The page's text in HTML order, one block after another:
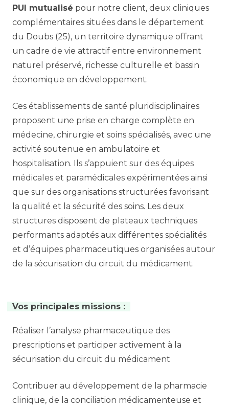
PUI mutualisé pour notre client, deux cliniques
complémentaires situées dans le département
du Doubs (25), un territoire dynamique offrant
un cadre de vie attractif entre environnement
naturel préservé, richesse culturelle et bassin
économique en développement.
Ces établissements de santé pluridisciplinaires
proposent une prise en charge complète en
médecine, chirurgie et soins spécialisés, avec une
activité soutenue en ambulatoire et
hospitalisation. Ils s’appuient sur des équipes
médicales et paramédicales expérimentées ainsi
que sur des organisations structurées favorisant
la qualité et la sécurité des soins. Les deux
structures disposent de plateaux techniques
performants adaptés aux différentes spécialités
et d’équipes pharmaceutiques organisées autour
de la sécurisation du circuit du médicament.
Vos principales missions :
Réaliser l’analyse pharmaceutique des
prescriptions et participer activement à la
sécurisation du circuit du médicament
Contribuer au développement de la pharmacie
clinique, de la conciliation médicamenteuse et